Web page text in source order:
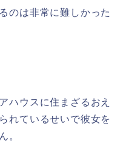
のは非常に難しかった
ハウスに住まざるおえ
れているせいで彼女を
。